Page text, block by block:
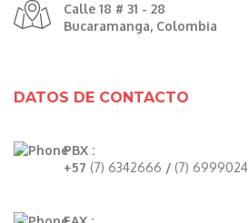
Calle 18 # 31 - 28
Bucaramanga, Colombia
DATOS DE CONTACTO
PBX :
+57 (7) 6342666 / (7) 6999024